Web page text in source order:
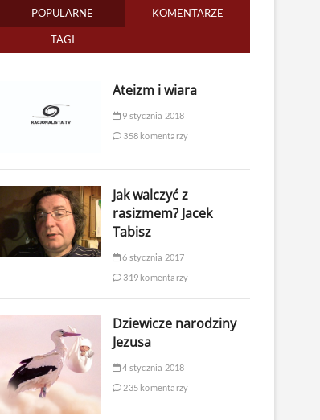
POPULARNE KOMENTARZE
TAGI
Ateizm i wiara
9 stycznia 2018
358 komentarzy
Jak walczyć z
rasizmem? Jacek
Tabisz
6 stycznia 2017
319 komentarzy
Dziewicze narodziny
Jezusa
4 stycznia 2018
235 komentarzy